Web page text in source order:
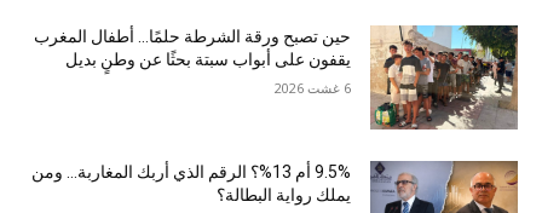
حين تصبح ورقة الشرطة حلمًا… أطفال المغرب
يقفون على أبواب سبتة بحثًا عن وطنٍ بديل
6 غشت 2026
9.5% أم 13%؟ الرقم الذي أربك المغاربة… ومن
يملك رواية البطالة؟